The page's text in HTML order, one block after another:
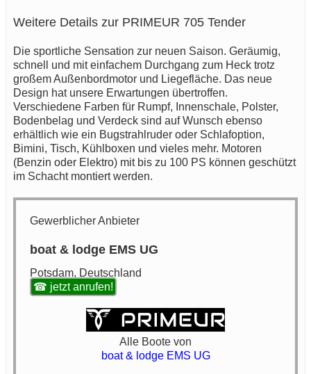
Weitere Details zur PRIMEUR 705 Tender
Die sportliche Sensation zur neuen Saison. Geräumig,
schnell und mit einfachem Durchgang zum Heck trotz
großem Außenbordmotor und Liegefläche. Das neue
Design hat unsere Erwartungen übertroffen.
Verschiedene Farben für Rumpf, Innenschale, Polster,
Bodenbelag und Verdeck sind auf Wunsch ebenso
erhältlich wie ein Bugstrahlruder oder Schlafoption,
Bimini, Tisch, Kühlboxen und vieles mehr. Motoren
(Benzin oder Elektro) mit bis zu 100 PS können geschützt
im Schacht montiert werden.
Gewerblicher Anbieter
boat & lodge EMS UG
Potsdam, Deutschland
☎ jetzt anrufen!
Alle Boote von
boat & lodge EMS UG